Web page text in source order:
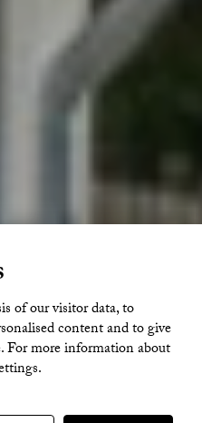
5B
of our visitor data, to
content and to give
For more information about